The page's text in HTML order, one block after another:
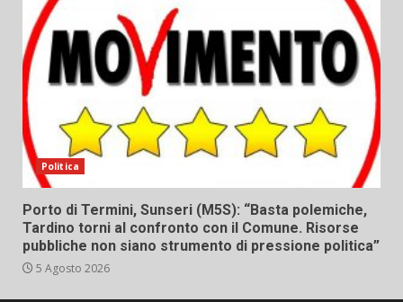
Politica
Porto di Termini, Sunseri (M5S): “Basta polemiche,
Tardino torni al confronto con il Comune. Risorse
pubbliche non siano strumento di pressione politica”
5 Agosto 2026